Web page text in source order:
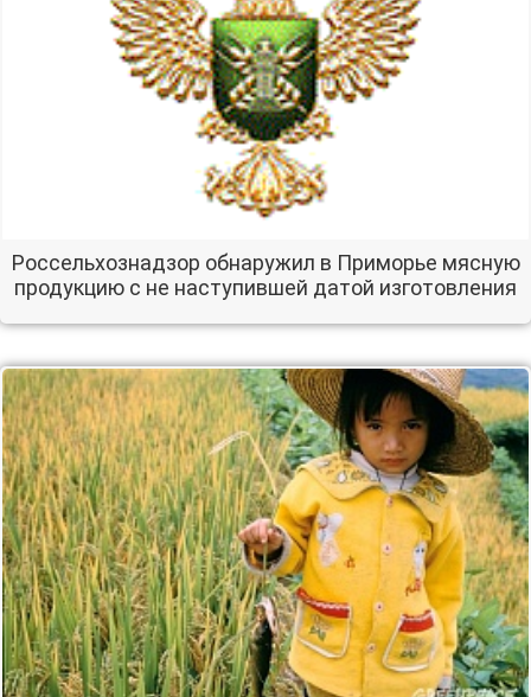
Россельхознадзор обнаружил в Приморье мясную
продукцию с не наступившей датой изготовления